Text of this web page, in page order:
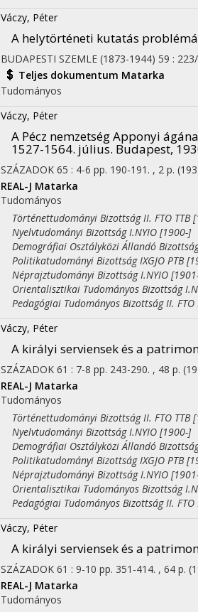
Váczy, Péter
A helytörténeti kutatás
BUDAPESTI SZEMLE (1873-1944) 59 :
Teljes dokumentum Matarka
Tudományos
Váczy, Péter
A Pécz nemzetség Apponyi
1527-1564. július. Budapest,
SZÁZADOK 65 : 4-6 pp. 190-191. , 2 p.
REAL-J Matarka
Tudományos
Történettudományi Bizottság II. FTO TTB
Nyelvtudományi Bizottság I.NYIO [1900-]
Demográfiai Osztályközi Állandó
Politikatudományi Bizottság IXGJO PTB
Néprajztudományi Bizottság I.NYIO
Orientalisztikai Tudományos Bizottság
Pedagógiai Tudományos Bizottság II.
Váczy, Péter
A királyi serviensek és a
SZÁZADOK 61 : 7-8 pp. 243-290. , 48 p.
REAL-J Matarka
Tudományos
Történettudományi Bizottság II. FTO TTB
Nyelvtudományi Bizottság I.NYIO [1900-]
Demográfiai Osztályközi Állandó
Politikatudományi Bizottság IXGJO PTB
Néprajztudományi Bizottság I.NYIO
Orientalisztikai Tudományos Bizottság
Pedagógiai Tudományos Bizottság II.
Váczy, Péter
A királyi serviensek és a
SZÁZADOK 61 : 9-10 pp. 351-414. , 64 p.
REAL-J Matarka
Tudományos